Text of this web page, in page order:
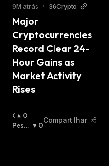
M
S
T
A
:
:9M atrás • 36Crypto
Major
Cryptocurrencies
Record Clear 24-
Hour Gains as
Market Activity
Rises
O
T
0
Pessi
0
Compartilhar